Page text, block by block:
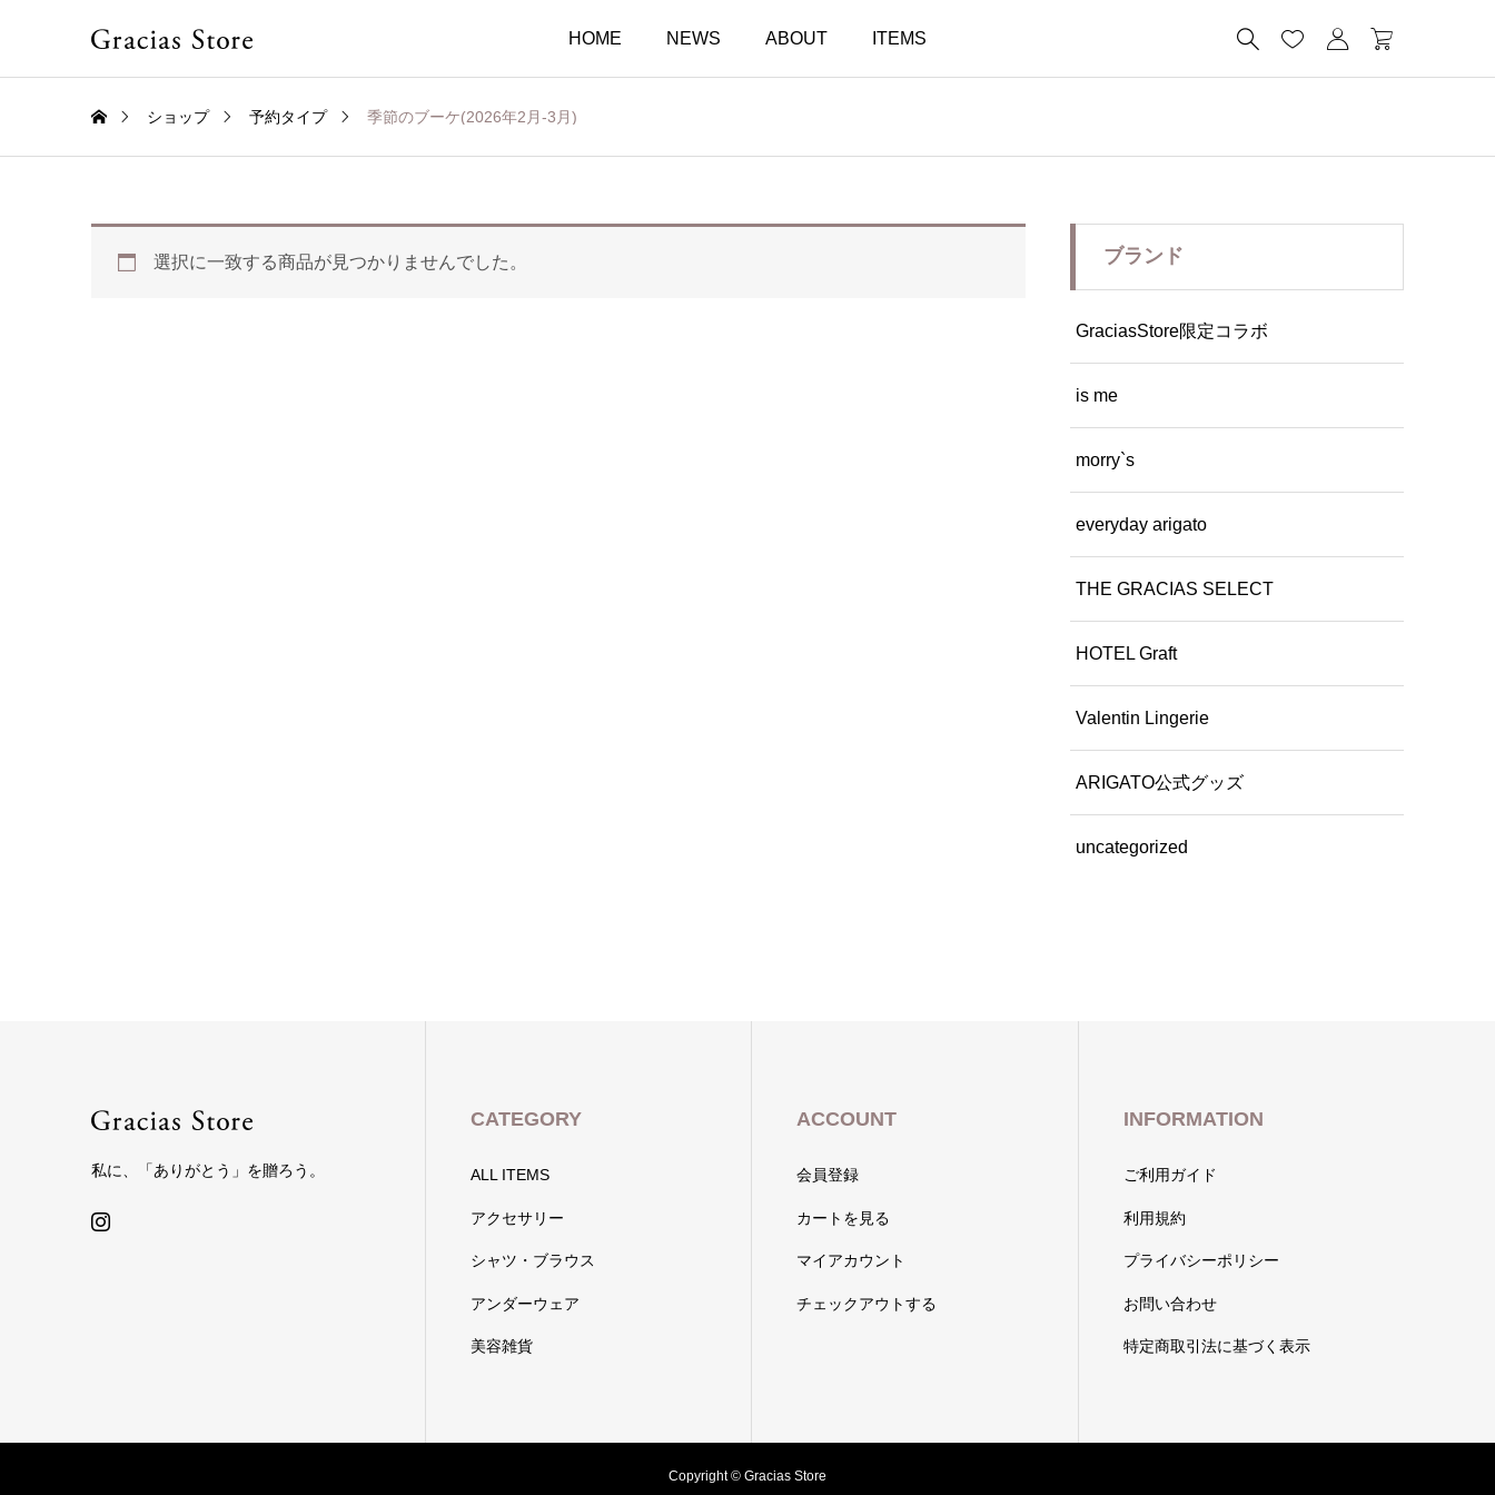
HOME NEWS ABOUT ITEMS    
ショップ 予約タイプ 季節のブーケ(2026年2月-3月)
選択に一致する商品が見つかりませんでした。 ブランド
GraciasStore限定コラボ
is me
morry`s
everyday arigato
THE GRACIAS SELECT
HOTEL Graft
Valentin Lingerie
ARIGATO公式グッズ
uncategorized
私に、「ありがとう」を贈ろう。
CATEGORY
ALL ITEMS
アクセサリー
シャツ・ブラウス
アンダーウェア
美容雑貨
ACCOUNT
会員登録
カートを見る
マイアカウント
チェックアウトする
INFORMATION
ご利用ガイド
利用規約
プライバシーポリシー
お問い合わせ
特定商取引法に基づく表示
Copyright © Gracias Store